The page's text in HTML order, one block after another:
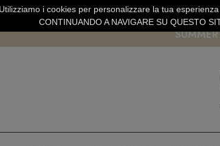
SPEDIZIONE GRATUITA SOPRA 99 EURO
Utilizziamo i cookies per personalizzare la tua
CONTINUANDO A NAVIGARE SU QUESTO